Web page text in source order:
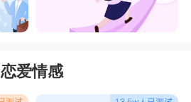
青年
酒洗剑
在下悲
立场简
山河不
我怀入
恋爱情感